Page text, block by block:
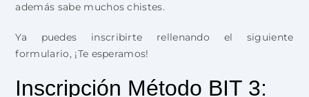
además sabe muchos chistes.
Ya puedes inscribirte rellenando el siguiente
formulario, ¡Te esperamos!